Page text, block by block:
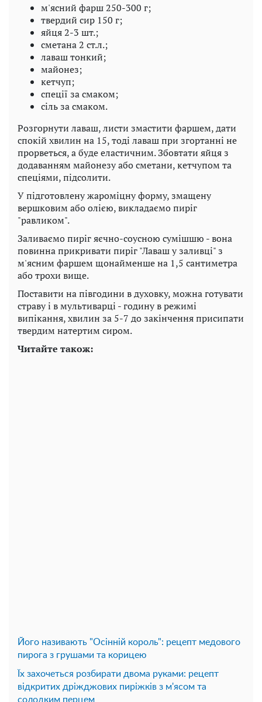
м'ясний фарш 250-300 г;
твердий сир 150 г;
яйця 2-3 шт.;
сметана 2 ст.л.;
лаваш тонкий;
майонез;
кетчуп;
спеції за смаком;
сіль за смаком.
Розгорнути лаваш, листи змастити фаршем, дати
спокій хвилин на 15, тоді лаваш при згортанні не
прорветься, а буде еластичним. Збовтати яйця з
додаванням майонезу або сметани, кетчупом та
спеціями, підсолити.
У підготовлену жароміцну форму, змащену
вершковим або олією, викладаємо пиріг
"равликом".
Заливаємо пиріг яєчно-соусною сумішшю - вона
повинна прикривати пиріг "Лаваш у заливці" з
м'ясним фаршем щонайменше на 1,5 сантиметра
або трохи вище.
Поставити на півгодини в духовку, можна готувати
страву і в мультиварці - годину в режимі
випікання, хвилин за 5-7 до закінчення присипати
твердим натертим сиром.
Читайте також:
Його називають "Осінній король": рецепт медового
пирога з грушами та корицею
Їх захочеться розбирати двома руками: рецепт
відкритих дріжджових пиріжків з м'ясом та
солодким перцем